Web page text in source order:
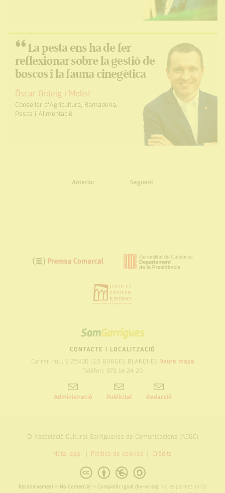
“La pesta ens ha de fer
reflexionar sobre la gestió de
boscos i la fauna cinegètica
Òscar Ordeig i Molist
Conseller d’Agricultura, Ramaderia,
Pesca i Alimentació
Anterior Següent
SOM
GARRIGUES
CONTACTE I LOCALITZACIÓ
Carrer nou, 2 25400 LES BORGES BLANQUES Veure mapa
Telèfon: 973 14 24 20
Administració Publicitat Redacció
© Associació Cultural Garriguenca de Comunicacions (ACGC)
Nota legal Politica de cookies Crèdits
Reconeixement – No Comercial – Compartir Igual (by-nc-sa): No es permet un ús